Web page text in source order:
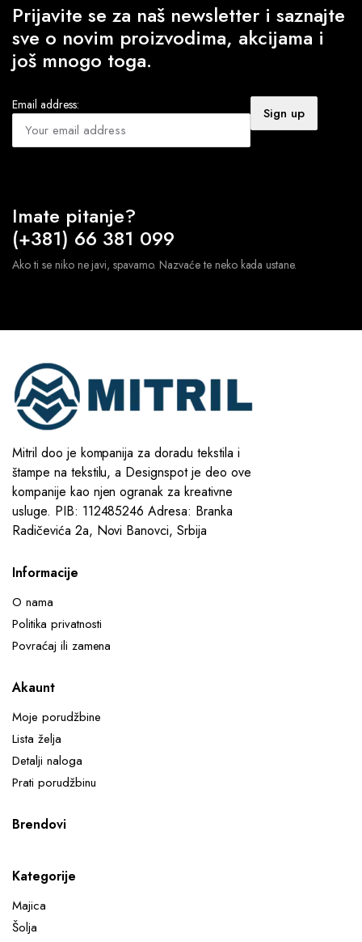
Prijavite se za naš newsletter i saznajte
sve o novim proizvodima, akcijama i
još mnogo toga.
Email address:
Imate pitanje?
(+381) 66 381 099
Ako ti se niko ne javi, spavamo. Nazvaće te neko kada ustane.
Mitril doo je kompanija za doradu tekstila i
štampe na tekstilu, a Designspot je deo ove
kompanije kao njen ogranak za kreativne
usluge. PIB: 112485246 Adresa: Branka
Radičevića 2a, Novi Banovci, Srbija
Informacije
O nama
Politika privatnosti
Povraćaj ili zamena
Akaunt
Moje porudžbine
Lista želja
Detalji naloga
Prati porudžbinu
Brendovi
Kategorije
Majica
Šolja